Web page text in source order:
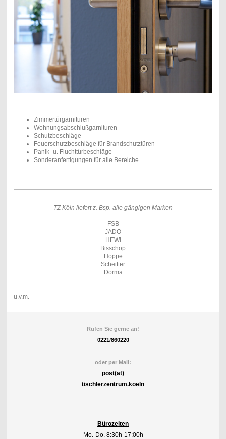
Zimmertürgarnituren
Wohnungsabschlußgarnituren
Schutzbeschläge
Feuerschutzbeschläge für Brandschutztüren
Panik- u. Fluchttürbeschläge
Sonderanfertigungen für alle Bereiche
TZ Köln liefert z. Bsp. alle gängigen Marken
FSB
JADO
HEWI
Bisschop
Hoppe
Scheitter
Dorma
u.v.m.
Rufen Sie gerne an!
0221/860220
oder per Mail:
post(at)
tischlerzentrum.koeln
Bürozeiten
Mo.-Do. 8:30h-17:00h